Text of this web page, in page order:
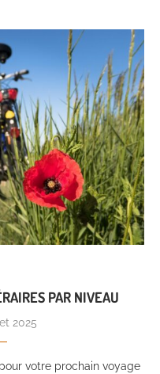
PAR NIVEAU
2025
votre prochain voyage